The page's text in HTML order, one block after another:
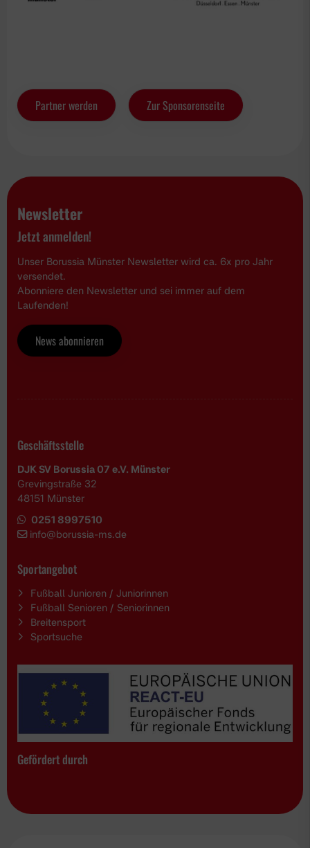
Partner werden Zur Sponsorenseite
Newsletter
Jetzt anmelden!
Unser Borussia Münster Newsletter wird ca. 6x pro Jahr
versendet.
Abonniere den Newsletter und sei immer auf dem
Laufenden!
News abonnieren
Geschäftsstelle
DJK SV Borussia 07 e.V. Münster
Grevingstraße 32
48151 Münster
0251 8997510
info@borussia-ms.de
Sportangebot
Fußball Junioren / Juniorinnen
Fußball Senioren / Seniorinnen
Breitensport
Sportsuche
Gefördert durch